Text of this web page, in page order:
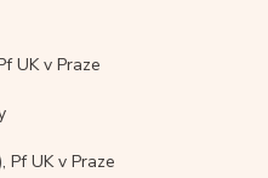
UK v Praze
Pf UK v Praze